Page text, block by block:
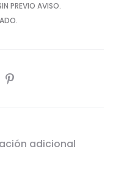
PREVIO AVISO.
adicional